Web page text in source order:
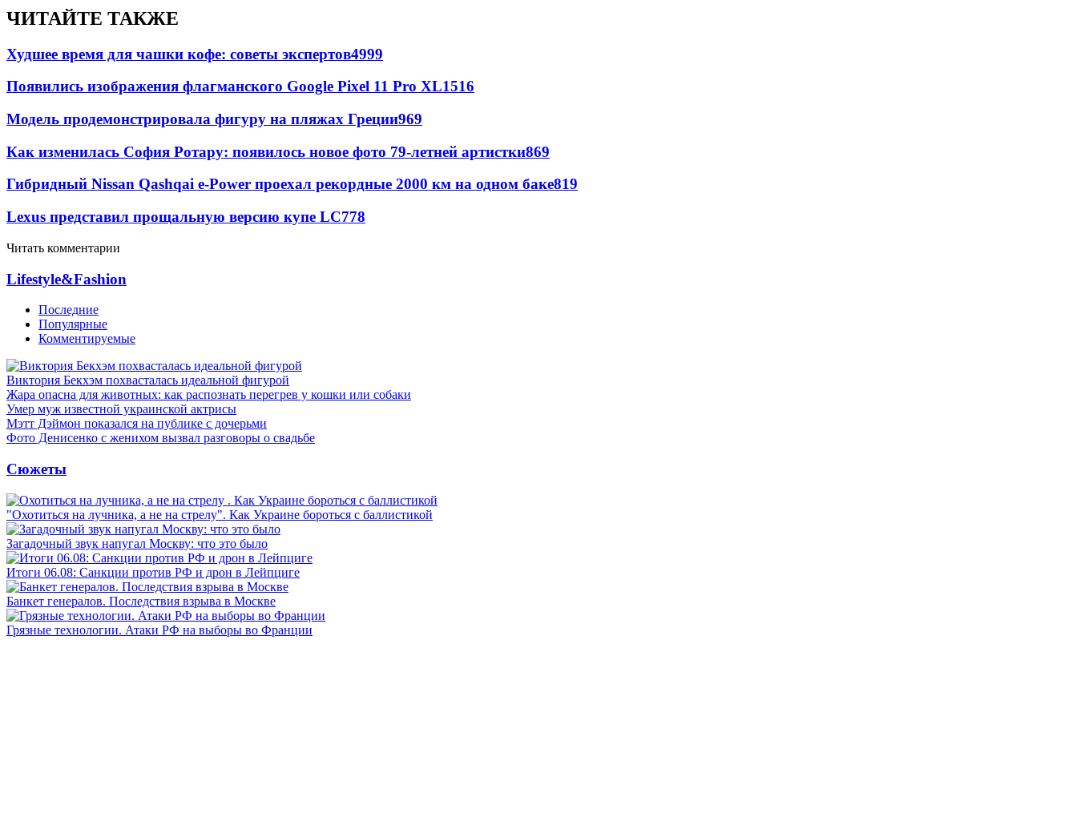
ЧИТАЙТЕ ТАКЖЕ
Худшее время для чашки кофе: советы экспертов4999
Появились изображения флагманского Google Pixel 11 Pro XL1516
Модель продемонстрировала фигуру на пляжах Греции969
Как изменилась София Ротару: появилось новое фото 79-летней артистки869
Гибридный Nissan Qashqai e-Power проехал рекордные 2000 км на одном баке819
Lexus представил прощальную версию купе LC778
Читать комментарии
Lifestyle&Fashion
Последние
Популярные
Комментируемые
Виктория Бекхэм похвасталась идеальной фигурой
Жара опасна для животных: как распознать перегрев у кошки или собаки
Умер муж известной украинской актрисы
Мэтт Дэймон показался на публике с дочерьми
Фото Денисенко с женихом вызвал разговоры о свадьбе
Сюжеты
"Охотиться на лучника, а не на стрелу". Как Украине бороться с баллистикой
Загадочный звук напугал Москву: что это было
Итоги 06.08: Санкции против РФ и дрон в Лейпциге
Банкет генералов. Последствия взрыва в Москве
Грязные технологии. Атаки РФ на выборы во Франции